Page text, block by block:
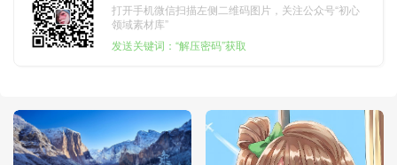
打开手机微信扫描左侧二维码图片，关注公众号“初心
领域素材库”
发送关键词：“解压密码”获取